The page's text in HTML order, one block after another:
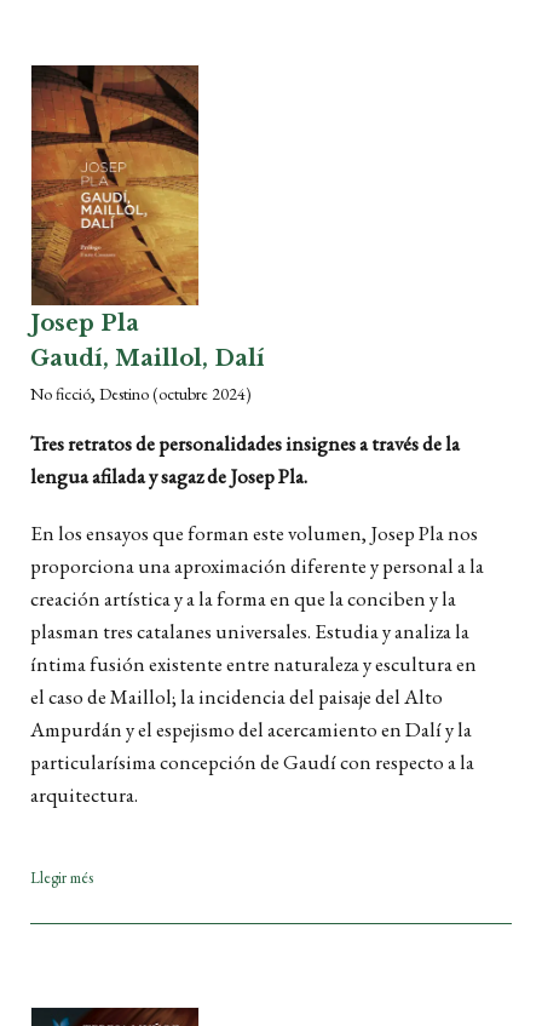
Josep Pla
Gaudí, Maillol, Dalí
No ficció, Destino(octubre 2024)
Tres retratos de personalidades insignes a través de la
lengua afilada y sagaz de Josep Pla.
En los ensayos que forman este volumen, Josep Pla nos
proporciona una aproximación diferente y personal a la
creación artística y a la forma en que la conciben y la
plasman tres catalanes universales. Estudia y analiza la
íntima fusión existente entre naturaleza y escultura en
el caso de Maillol; la incidencia del paisaje del Alto
Ampurdán y el espejismo del acercamiento en Dalí y la
particularísima concepción de Gaudí con respecto a la
arquitectura.
Llegir més